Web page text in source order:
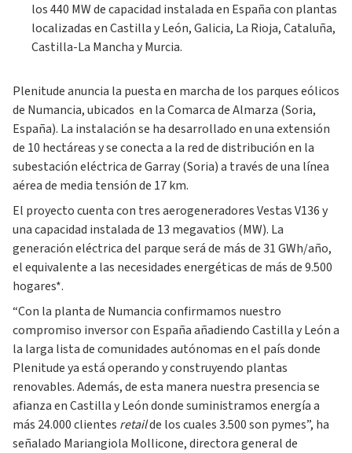
los 440 MW de capacidad instalada en España con plantas
localizadas en Castilla y León, Galicia, La Rioja, Cataluña,
Castilla-La Mancha y Murcia.
Plenitude anuncia la puesta en marcha de los parques eólicos
de Numancia, ubicados en la Comarca de Almarza (Soria,
España). La instalación se ha desarrollado en una extensión
de 10 hectáreas y se conecta a la red de distribución en la
subestación eléctrica de Garray (Soria) a través de una línea
aérea de media tensión de 17 km.
El proyecto cuenta con tres aerogeneradores Vestas V136 y
una capacidad instalada de 13 megavatios (MW). La
generación eléctrica del parque será de más de 31 GWh/año,
el equivalente a las necesidades energéticas de más de 9.500
hogares*.
“Con la planta de Numancia confirmamos nuestro
compromiso inversor con España añadiendo Castilla y León a
la larga lista de comunidades autónomas en el país donde
Plenitude ya está operando y construyendo plantas
renovables. Además, de esta manera nuestra presencia se
afianza en Castilla y León donde suministramos energía a
más 24.000 clientes retailde los cuales 3.500 son pymes”, ha
señalado Mariangiola Mollicone, directora general de